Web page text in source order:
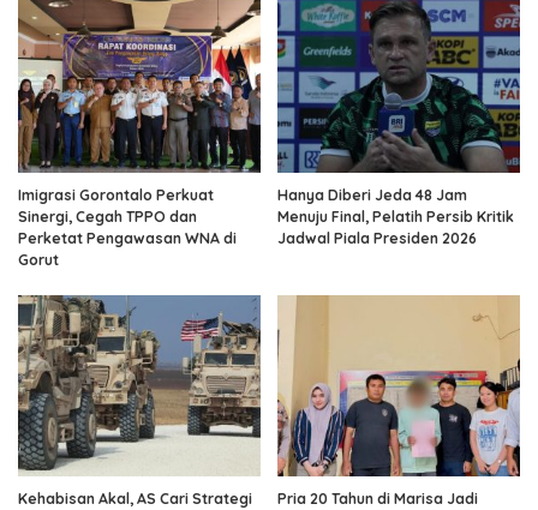
Imigrasi Gorontalo Perkuat
Sinergi, Cegah TPPO dan
Perketat Pengawasan WNA di
Gorut
Hanya Diberi Jeda 48 Jam
Menuju Final, Pelatih Persib Kritik
Jadwal Piala Presiden 2026
Kehabisan Akal, AS Cari Strategi
Pria 20 Tahun di Marisa Jadi